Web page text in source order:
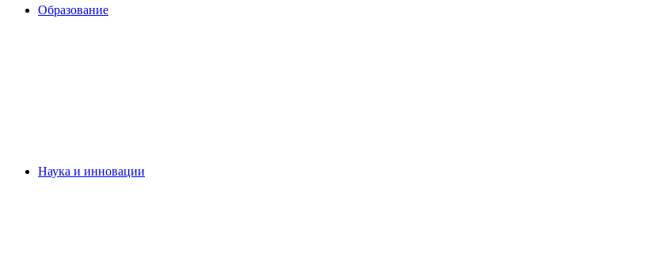
Образование
Наука и инновации